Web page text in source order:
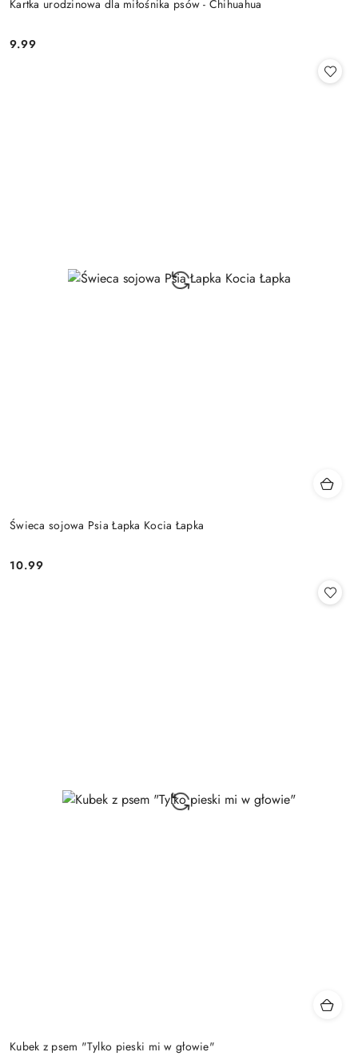
Kartka urodzinowa dla miłośnika psów - Chihuahua
Cena:
9.99
Świeca sojowa Psia Łapka Kocia Łapka
Cena:
10.99
Kubek z psem "Tylko pieski mi w głowie"